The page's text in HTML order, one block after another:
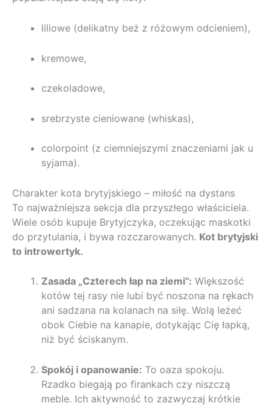
liliowe (delikatny beż z różowym odcieniem),
kremowe,
czekoladowe,
srebrzyste cieniowane (whiskas),
colorpoint (z ciemniejszymi znaczeniami jak u
syjama).
Charakter kota brytyjskiego – miłość na dystans
To najważniejsza sekcja dla przyszłego właściciela.
Wiele osób kupuje Brytyjczyka, oczekując maskotki
do przytulania, i bywa rozczarowanych. Kot brytyjski
to introwertyk.
Zasada „Czterech łap na ziemi”: Większość
kotów tej rasy nie lubi być noszona na rękach
ani sadzana na kolanach na siłę. Wolą leżeć
obok Ciebie na kanapie, dotykając Cię łapką,
niż być ściskanym.
Spokój i opanowanie: To oaza spokoju.
Rzadko biegają po firankach czy niszczą
meble. Ich aktywność to zazwyczaj krótkie